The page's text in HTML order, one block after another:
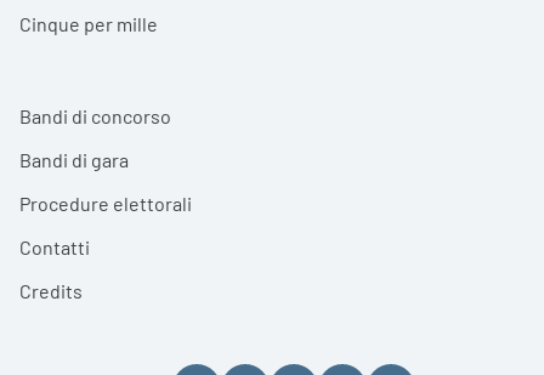
Cinque per mille
Bandi di concorso
Bandi di gara
Procedure elettorali
Contatti
Credits